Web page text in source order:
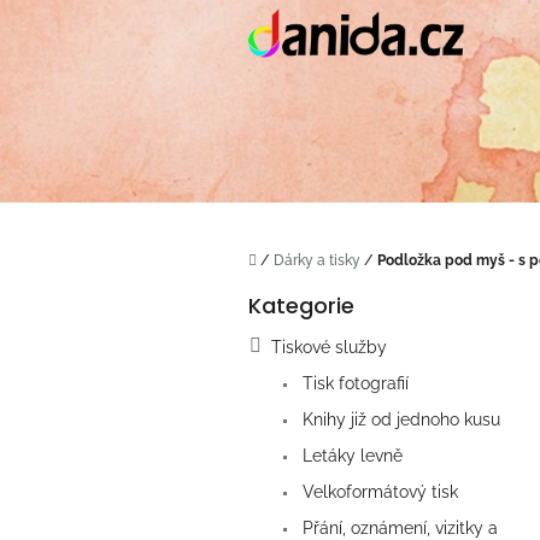
Domů
/ Dárky a tisky / Podložka pod myš - s
oPřeskočit
Kategorie
Tiskové služby
Tisk fotografií
Knihy již od jednoho kusu
Letáky levně
Velkoformátový tisk
Přání, oznámení, vizitky a